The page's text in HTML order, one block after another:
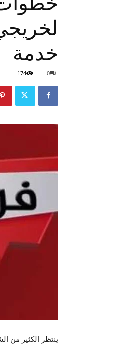
خدمة
0
174
ينتظر الكثير من